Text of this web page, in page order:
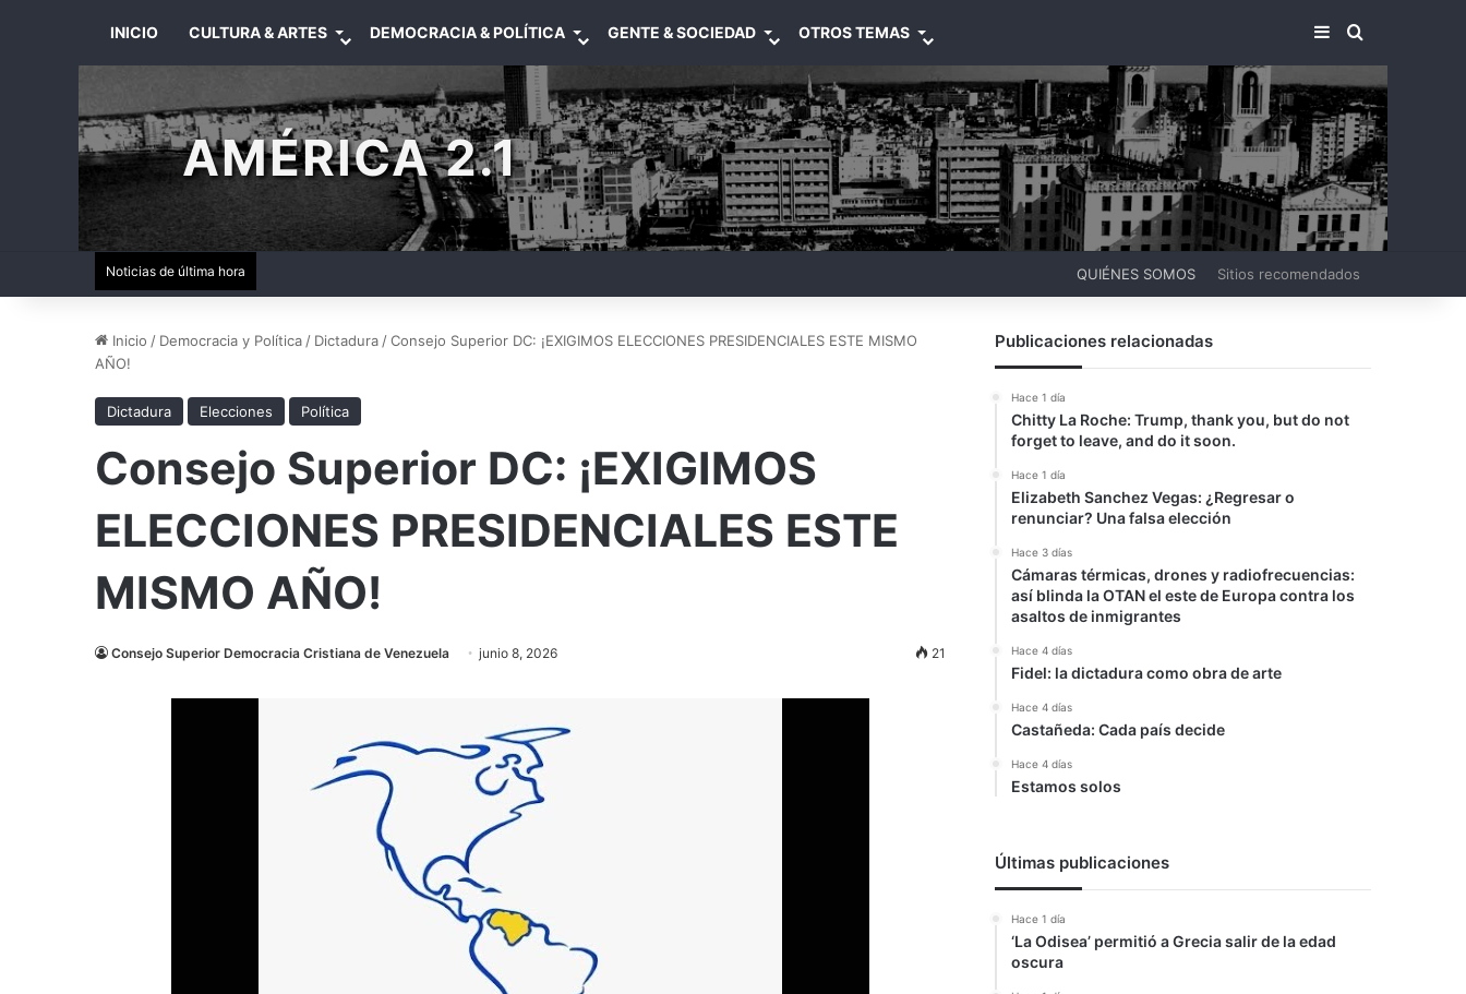
INICIO CULTURA & ARTES DEMOCRACIA & POLÍTICA GENTE & SOCIEDAD OTROS TEMAS BARRA LATERAL
BUSCAR
AMÉRICA 2.1
Noticias de última hora QUIÉNES SOMOS Sitios recomendados
Inicio / Democracia y Política / Dictadura /Consejo Superior DC: ¡EXIGIMOS ELECCIONES PRESIDENCIALES ESTE MISMO
AÑO!
Dictadura Elecciones Política
Consejo Superior DC: ¡EXIGIMOS
ELECCIONES PRESIDENCIALES ESTE
MISMO AÑO!
Consejo Superior Democracia Cristiana de Venezuela junio 8, 2026 21
Publicaciones relacionadas
Hace 1 día
Chitty La Roche: Trump, thank you, but do not
forget to leave, and do it soon.
Hace 1 día
Elizabeth Sanchez Vegas: ¿Regresar o
renunciar? Una falsa elección
Hace 3 días
Cámaras térmicas, drones y radiofrecuencias:
así blinda la OTAN el este de Europa contra los
asaltos de inmigrantes
Hace 4 días
Fidel: la dictadura como obra de arte
Hace 4 días
Castañeda: Cada país decide
Hace 4 días
Estamos solos
Últimas publicaciones
Hace 1 día
‘La Odisea’ permitió a Grecia salir de la edad
oscura